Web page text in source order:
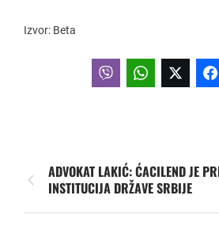
Izvor: Beta
ADVOKAT LAKIĆ: ĆACILEND JE
INSTITUCIJA DRŽAVE SRBIJE